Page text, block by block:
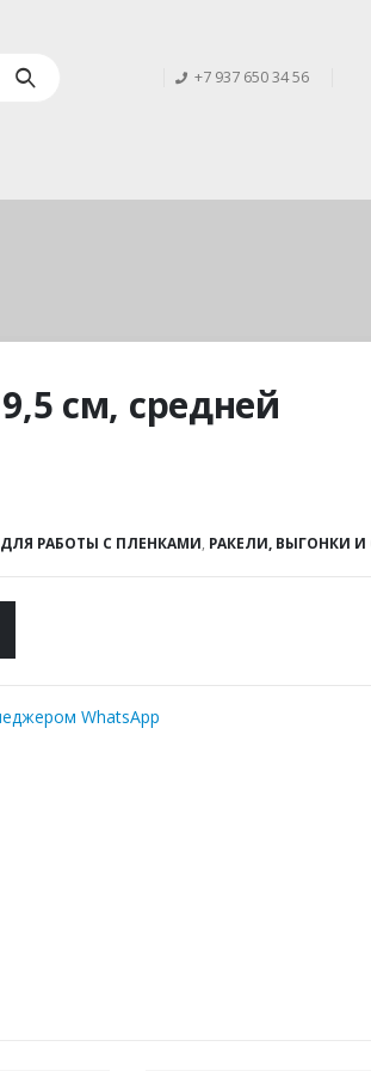
+7 937 650 34 56
см, средней
РАБОТЫ С ПЛЕНКАМИ, РАКЕЛИ, ВЫГОНКИ И
WhatsApp